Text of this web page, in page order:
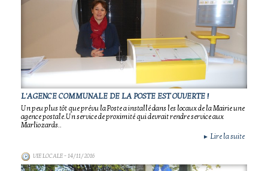
L'AGENCE COMMUNALE DE LA POSTE EST OUVERTE !
Un peu plus tôt que prévu la Poste a installé dans les locaux de la Mairie une
agence postale.Un service de proximité qui devrait rendre service aux
Marliozards..
► Lire la suite
VIE LOCALE- 14/11/2016